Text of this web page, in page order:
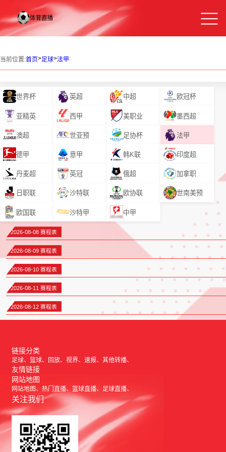
当前位置:首页>足球>法甲
世界杯 英超 中超 欧冠杯
亚精英 西甲 美职业 墨西超
澳超 世亚预 足协杯 法甲
德甲 意甲 韩K联 印度超
丹麦超 英冠 俄超 加拿职
日职联 沙特联 欧协联 世南美预
欧国联 沙特甲 中甲
2026-08-08 赛程表
2026-08-09 赛程表
2026-08-10 赛程表
2026-08-11 赛程表
2026-08-12 赛程表
链接分类
足球 篮球 回放 视界 速报 其他转播
友情链接
网站地图
网站地图 热门直播 篮球直播 足球直播
关注我们